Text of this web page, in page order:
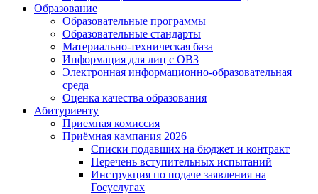
Образование
Образовательные программы
Образовательные стандарты
Материально-техническая база
Информация для лиц с ОВЗ
Электронная информационно-образовательная
среда
Оценка качества образования
Абитуриенту
Приемная комиссия
Приёмная кампания 2026
Списки подавших на бюджет и контракт
Перечень вступительных испытаний
Инструкция по подаче заявления на
Госуслугах